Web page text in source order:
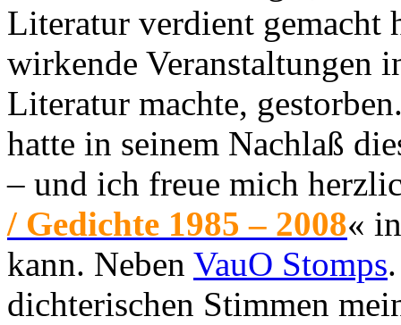
Literatur verdient gemacht
wirkende Veranstaltungen
Literatur machte,
hatte in seinem Nachlaß
– und ich freue mich
/ Gedichte 1985 – 2008«
kann. Neben VauO Stomps
dichterischen Stimmen